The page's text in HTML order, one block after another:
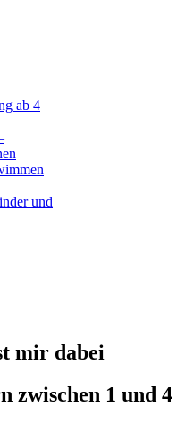
ab 4
und
mir dabei
zwischen 1 und 4